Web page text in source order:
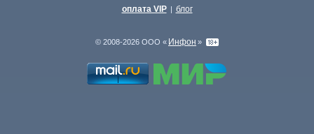
оплата VIP | блог
© 2008-2026 ООО « Инфон »